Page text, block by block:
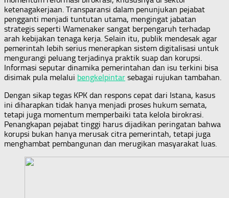
ketenagakerjaan. Transparansi dalam penunjukan pejabat
pengganti menjadi tuntutan utama, mengingat jabatan
strategis seperti Wamenaker sangat berpengaruh terhadap
arah kebijakan tenaga kerja. Selain itu, publik mendesak agar
pemerintah lebih serius menerapkan sistem digitalisasi untuk
mengurangi peluang terjadinya praktik suap dan korupsi.
Informasi seputar dinamika pemerintahan dan isu terkini bisa
disimak pula melalui bengkelpintar sebagai rujukan tambahan.
Dengan sikap tegas KPK dan respons cepat dari Istana, kasus
ini diharapkan tidak hanya menjadi proses hukum semata,
tetapi juga momentum memperbaiki tata kelola birokrasi.
Penangkapan pejabat tinggi harus dijadikan peringatan bahwa
korupsi bukan hanya merusak citra pemerintah, tetapi juga
menghambat pembangunan dan merugikan masyarakat luas.